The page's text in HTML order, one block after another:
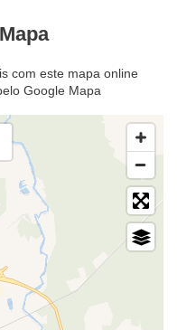
com este mapa online
Google Mapa